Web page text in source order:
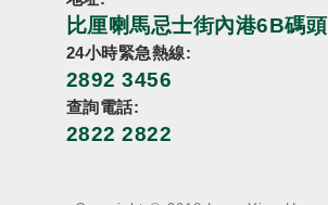
比厘喇馬忌士街內港6B碼頭
24小時緊急熱線:
2892 3456
查詢電話:
2822 2822